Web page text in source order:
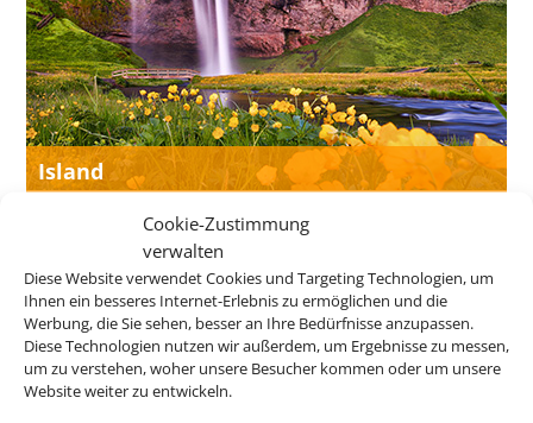
Cookie-Zustimmung
verwalten
Diese Website verwendet Cookies und Targeting Technologien, um
Ihnen ein besseres Internet-Erlebnis zu ermöglichen und die
Werbung, die Sie sehen, besser an Ihre Bedürfnisse anzupassen.
Diese Technologien nutzen wir außerdem, um Ergebnisse zu messen,
um zu verstehen, woher unsere Besucher kommen oder um unsere
Website weiter zu entwickeln.
Island